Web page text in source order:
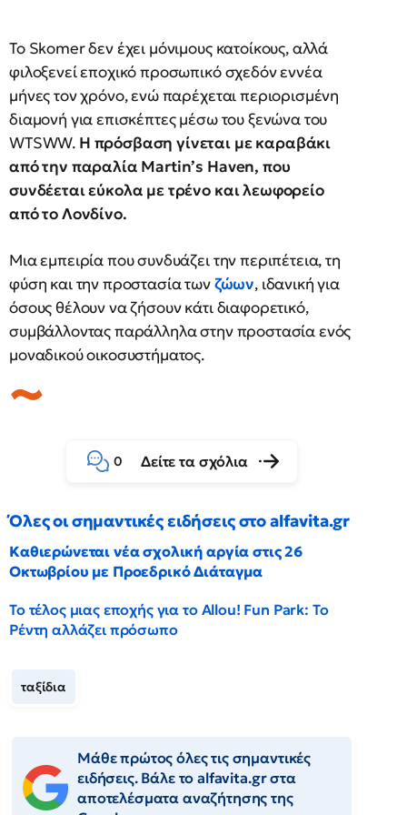
Το Skomer δεν έχει μόνιμους κατοίκους, αλλά
φιλοξενεί εποχικό προσωπικό σχεδόν εννέα
μήνες τον χρόνο, ενώ παρέχεται περιορισμένη
διαμονή για επισκέπτες μέσω του ξενώνα του
WTSWW. Η πρόσβαση γίνεται με καραβάκι
από την παραλία Martin’s Haven, που
συνδέεται εύκολα με τρένο και λεωφορείο
από το Λονδίνο.
Μια εμπειρία που συνδυάζει την περιπέτεια, τη
φύση και την προστασία τωνζώων, ιδανική για
όσους θέλουν να ζήσουν κάτι διαφορετικό,
συμβάλλοντας παράλληλα στην προστασία ενός
μοναδικού οικοσυστήματος.
0 Δείτε τα σχόλια
Όλες οι σημαντικές ειδήσεις στο alfavita.gr
Καθιερώνεται νέα σχολική αργία στις 26
Οκτωβρίου με Προεδρικό Διάταγμα
Το τέλος μιας εποχής για το Allou! Fun Park: Το
Ρέντη αλλάζει πρόσωπο
ταξίδια
Μάθε πρώτος όλες τις σημαντικές
ειδήσεις. Βάλε το alfavita.gr στα
αποτελέσματα αναζήτησης της